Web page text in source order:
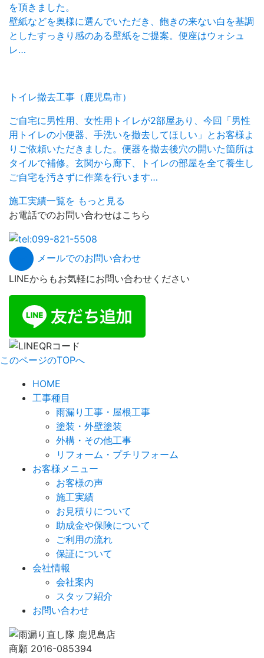
を頂きました。
壁紙などを奥様に選んでいただき、飽きの来ない白を基調
としたすっきり感のある壁紙をご提案。便座はウォシュ
レ…
トイレ撤去工事（鹿児島市）
ご自宅に男性用、女性用トイレが2部屋あり、今回「男性
用トイレの小便器、手洗いを撤去してほしい」とお客様よ
りご依頼いただきました。便器を撤去後穴の開いた箇所は
タイルで補修。玄関から廊下、トイレの部屋を全て養生し
ご自宅を汚さずに作業を行います…
施工実績一覧を もっと見る
お電話でのお問い合わせはこちら
メールでのお問い合わせ
LINEからもお気軽にお問い合わせください
このページのTOPへ
HOME
工事種目
雨漏り工事・屋根工事
塗装・外壁塗装
外構・その他工事
リフォーム・プチリフォーム
お客様メニュー
お客様の声
施工実績
お見積りについて
助成金や保険について
ご利用の流れ
保証について
会社情報
会社案内
スタッフ紹介
お問い合わせ
商願 2016-085394